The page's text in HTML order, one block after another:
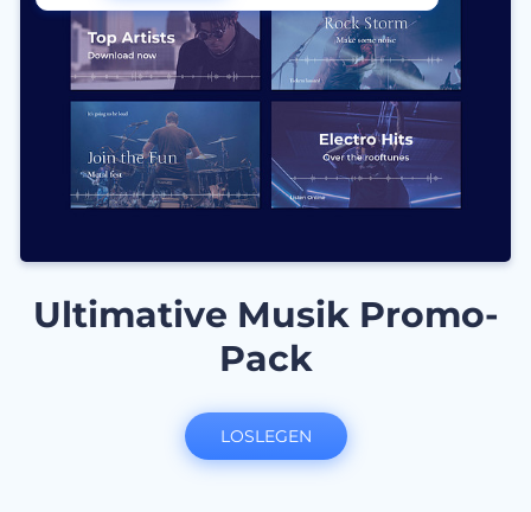
Ultimative Musik Promo-
Pack
LOSLEGEN